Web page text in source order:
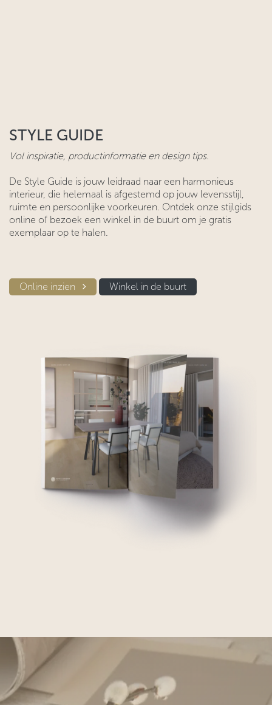
STYLE GUIDE
Vol inspiratie, productinformatie en design tips.
De Style Guide is jouw leidraad naar een harmonieus
interieur, die helemaal is afgestemd op jouw levensstijl,
ruimte en persoonlijke voorkeuren. Ontdek onze stijlgids
online of bezoek een winkel in de buurt om je gratis
exemplaar op te halen.
Online inzien​​ Winkel in d​​e buurt